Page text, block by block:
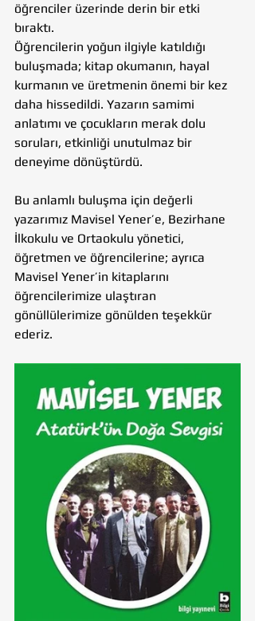
öğrenciler üzerinde derin bir etki
bıraktı.
Öğrencilerin yoğun ilgiyle katıldığı
buluşmada; kitap okumanın, hayal
kurmanın ve üretmenin önemi bir kez
daha hissedildi. Yazarın samimi
anlatımı ve çocukların merak dolu
soruları, etkinliği unutulmaz bir
deneyime dönüştürdü.
Bu anlamlı buluşma için değerli
yazarımız Mavisel Yener’e, Bezirhane
İlkokulu ve Ortaokulu yönetici,
öğretmen ve öğrencilerine; ayrıca
Mavisel Yener’in kitaplarını
öğrencilerimize ulaştıran
gönüllülerimize gönülden teşekkür
ederiz.